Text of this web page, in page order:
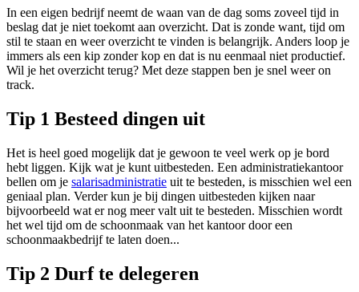
In een eigen bedrijf neemt de waan van de dag soms zoveel tijd in
beslag dat je niet toekomt aan overzicht. Dat is zonde want, tijd om
stil te staan en weer overzicht te vinden is belangrijk. Anders loop je
immers als een kip zonder kop en dat is nu eenmaal niet productief.
Wil je het overzicht terug? Met deze stappen ben je snel weer on
track.
Tip 1 Besteed dingen uit
Het is heel goed mogelijk dat je gewoon te veel werk op je bord
hebt liggen. Kijk wat je kunt uitbesteden. Een administratiekantoor
bellen om je salarisadministratie uit te besteden, is misschien wel een
geniaal plan. Verder kun je bij dingen uitbesteden kijken naar
bijvoorbeeld wat er nog meer valt uit te besteden. Misschien wordt
het wel tijd om de schoonmaak van het kantoor door een
schoonmaakbedrijf te laten doen...
Tip 2 Durf te delegeren